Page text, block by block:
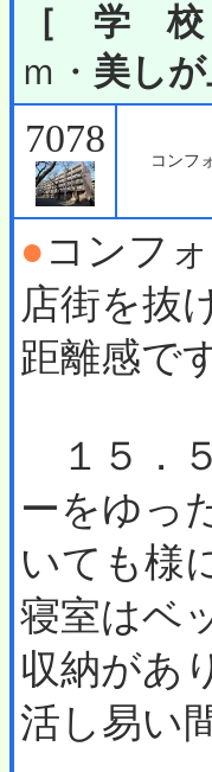
［ 学 校
ｍ・ 美し
7078
コンフ
● コンフ
店街を抜
距離感で
１５．
ーをゆっ
いても様
寝室はベ
収納があ
活し易い